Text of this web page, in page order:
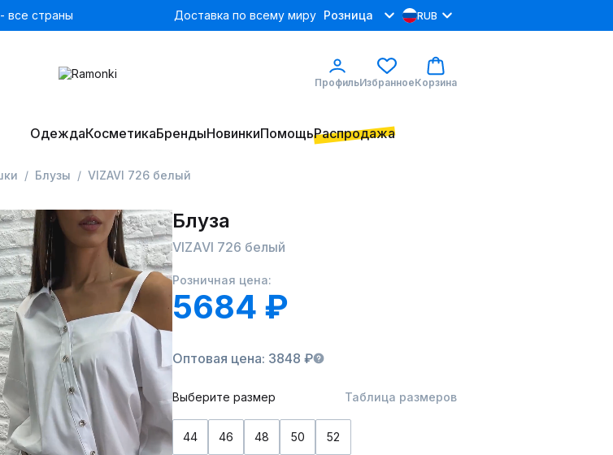
все страны Доставка по всему миру Розница RUB
ПрофильИзбранноеКорзина
ОдеждаКосметикаБрендыНовинкиПомощьРаспродажа
Блузы VIZAVI 726 белый
Блуза
VIZAVI 726 белый
Розничная цена:
5684 ₽
Оптовая цена: 3848 ₽
Выберите размер Таблица размеров
44 46 48 50 52